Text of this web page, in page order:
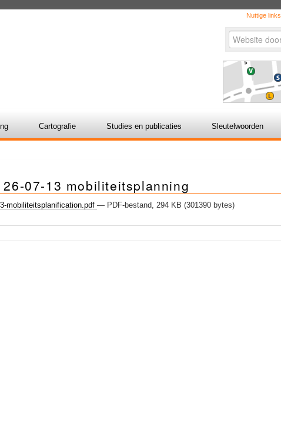
Nuttige links
Zoek
zoeken...
Cartografie Studies en publicaties Sleutelwoorden
07-13 mobiliteitsplanning
mobiliteitsplanification.pdf— PDF-bestand, 294 KB (301390 bytes)